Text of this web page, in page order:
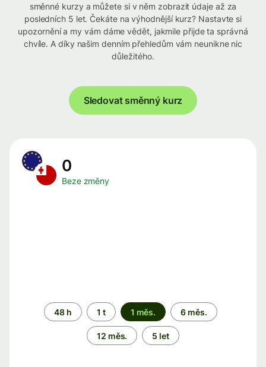
směnné kurzy a můžete si v něm zobrazit údaje až za
posledních 5 let. Čekáte na výhodnější kurz? Nastavte si
upozornění a my vám dáme vědět, jakmile přijde ta správná
chvíle. A díky našim denním přehledům vám neunikne nic
důležitého.
Sledovat směnný kurz
0
Beze změny
Časové
období
48 h 1 t 1 měs. 6 měs.
12 měs. 5 let